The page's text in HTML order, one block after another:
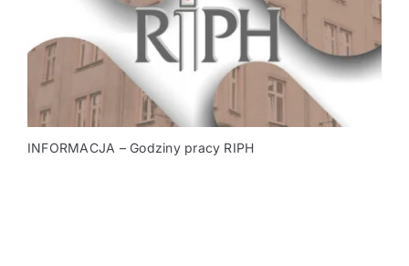
INFORMACJA – Godziny pracy RIPH